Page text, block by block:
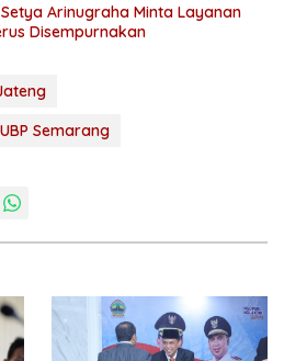
Arinugraha Minta Layanan
Disempurnakan
Semarang